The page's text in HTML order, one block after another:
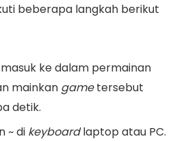
beberapa langkah berikut
ke dalam permainan
mainkan gametersebut
detik.
~ di keyboardlaptop atau PC.